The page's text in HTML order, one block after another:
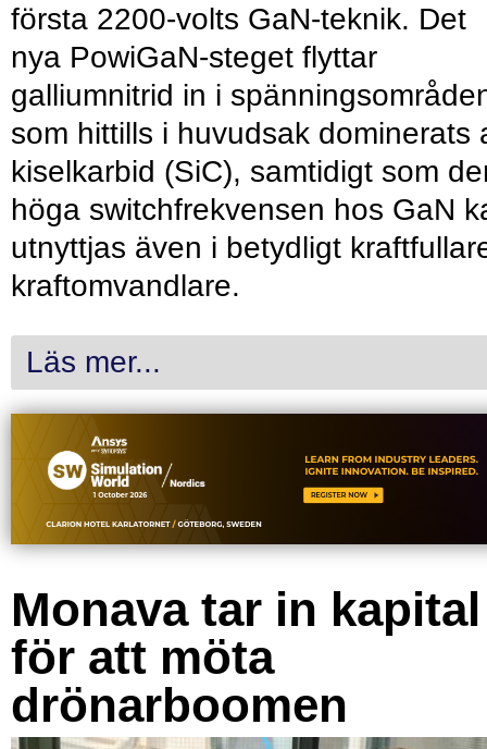
första 2200-volts GaN-teknik. Det
nya PowiGaN-steget flyttar
galliumnitrid in i
som hittills i huvudsak dominerats
kiselkarbid (SiC), samtidigt som
höga switchfrekvensen hos GaN
utnyttjas även i betydligt
kraftomvandlare.
Läs mer...
Monava tar in kapital
för att möta
drönarboomen